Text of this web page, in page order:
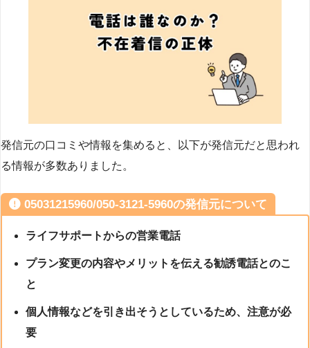
発信元の口コミや情報を集めると、以下が発信元だと思われ
る情報が多数ありました。
05031215960/050-3121-5960の発信元について
ライフサポートからの営業電話
プラン変更の内容やメリットを伝える勧誘電話とのこ
と
個人情報などを引き出そうとしているため、注意が必
要